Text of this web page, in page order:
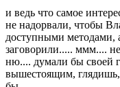
и ведь что самое
не надорвали, чтобы
доступными методами,
заговорили..... ммм....
ню.... думали бы своей
вышестоящим, глядишь,